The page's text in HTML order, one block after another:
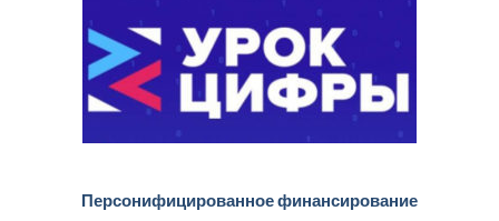
Персонифицированное финансирование